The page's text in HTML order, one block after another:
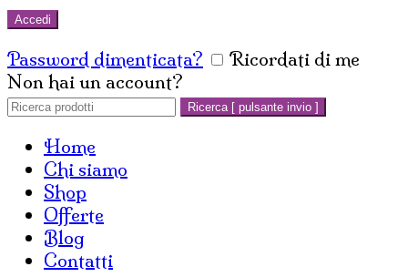
Accedi
Password dimenticata?
Ricordati di me
Non hai un account?
Cerca:
Ricerca [ pulsante invio ]
Home
Chi siamo
Shop
Offerte
Blog
Contatti